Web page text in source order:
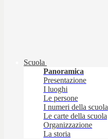
Scuola
Panoramica
Presentazione
I luoghi
Le persone
I numeri della scuola
Le carte della scuola
Organizzazione
La storia